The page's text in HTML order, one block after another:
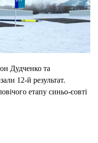
Дудченко та
12-й результат.
етапу синьо-єовті